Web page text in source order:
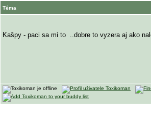
Téma
Kašpy - paci sa mi to ..dobre to vyzera aj ako